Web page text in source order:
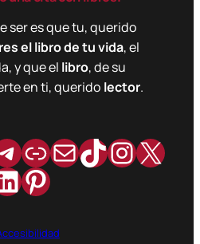
ser es que tu, querido
el libro de tu vida, el
y que el libro, de su
en ti, querido lector.
Enlace
Correo
TikTok
X
Pinterest